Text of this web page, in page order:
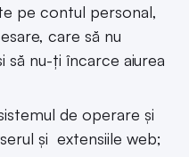
pe contul personal,
care să nu
nu-ți încarce aiurea
de operare și
și extensiile web;